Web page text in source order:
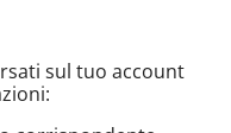
sul tuo account